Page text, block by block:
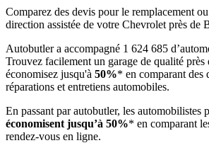
Comparez des devis pour le remplacement
direction assistée de votre Chevrolet près de
Autobutler a accompagné 1 624 685
Trouvez facilement un garage de qualité près
économisez jusqu'à 50%* en comparant des
réparations et entretiens automobiles.
En passant par autobutler, les automobilistes
économisent jusqu’à 50%* en comparant
rendez-vous en ligne.